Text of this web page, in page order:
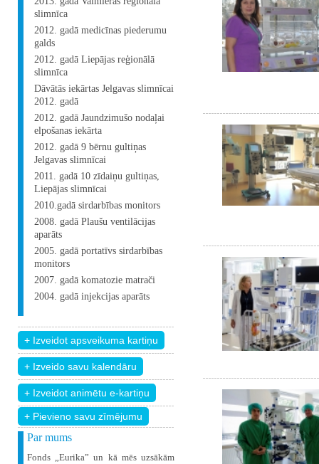
slimnīca
2012. gadā medicīnas piederumu
galds
2012. gadā Liepājas reģionālā
slimnīca
Dāvātās iekārtas Jelgavas slimnīcai
2012. gadā
2012. gadā Jaundzimušo nodaļai
elpošanas iekārta
2012. gadā 9 bērnu gultiņas
Jelgavas slimnīcai
2011. gadā 10 zīdaiņu gultiņas,
Liepājas slimnīcai
2010.gadā sirdarbības monitors
2008. gadā Plaušu ventilācijas
aparāts
2005. gadā portatīvs sirdarbības
monitors
2007. gadā komatozie matrači
2004. gadā injekcijas aparāts
+ Pievieno savu zīmējumu
Par mums
Fonds „Eurika” un kā mēs uzsākām